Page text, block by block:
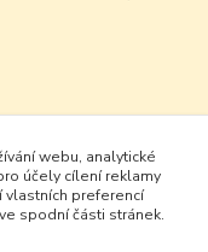
webu, analytické
účely cílení reklamy
vlastních preferencí
spodní části stránek.